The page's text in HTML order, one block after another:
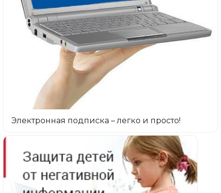
Электронная подписка – легко и просто!